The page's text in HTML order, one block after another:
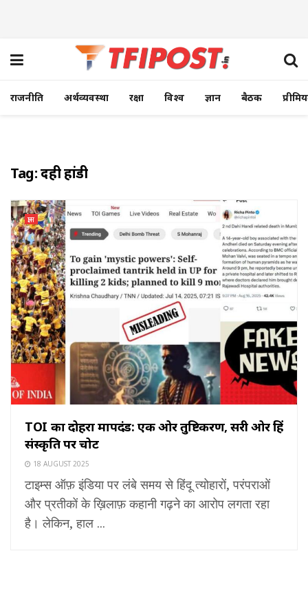
राजनीति अर्थव्यवस्था रक्षा विश्व ज्ञान बैठक
Tag:दही हांडी
ज्ञान
TOI का दोहरा मापदंड: एक ओर तुष्टिकरण, दूसरी ओर हिंदू
संस्कृति पर चोट
18 AUGUST 2025
टाइम्स ऑफ़ इंडिया पर लंबे समय से हिंदू त्योहारों, परंपराओं
और प्रतीकों के ख़िलाफ़ कहानी गढ़ने का आरोप लगता रहा
है। लेकिन, हाल ...